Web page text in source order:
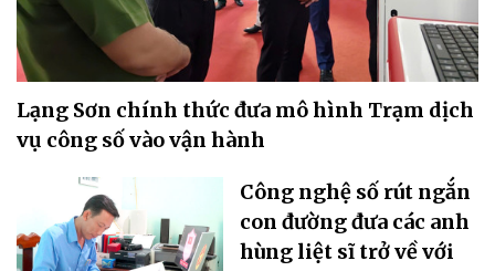
Lạng Sơn chính thức đưa mô hình Trạm dịch
vụ công số vào vận hành
Công nghệ số rút ngắn
con đường đưa các anh
hùng liệt sĩ trở về với